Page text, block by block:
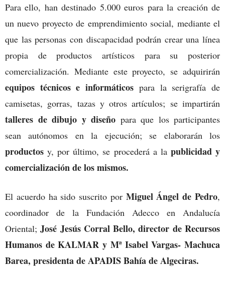
Para ello, han destinado 5.000 euros para la creación de
un nuevo proyecto de emprendimiento social, mediante el
que las personas con discapacidad podrán crear una línea
propia de productos artísticos para su posterior
comercialización. Mediante este proyecto, se adquirirán
equipos técnicos e informáticos para la serigrafía de
camisetas, gorras, tazas y otros artículos; se impartirán
talleres de dibujo y diseño para que los participantes
sean autónomos en la ejecución; se elaborarán los
productos y, por último, se procederá a la publicidad y
comercialización de los mismos.
El acuerdo ha sido suscrito por Miguel Ángel de Pedro,
coordinador de la Fundación Adecco en Andalucía
Oriental;José Jesús Corral Bello, director de Recursos
Humanos de KALMAR y Mª Isabel Vargas- Machuca
Barea, presidenta de APADIS Bahía de Algeciras.